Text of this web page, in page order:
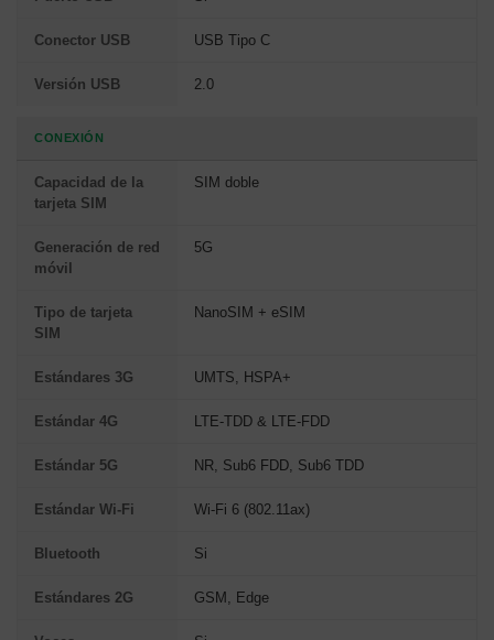
Conector USB USB Tipo C
Versión USB 2.0
CONEXIÓN
Capacidad de la
tarjeta SIM
SIM doble
Generación de red
móvil
5G
Tipo de tarjeta
SIM
NanoSIM + eSIM
Estándares 3G UMTS, HSPA+
Estándar 4G LTE-TDD & LTE-FDD
Estándar 5G NR, Sub6 FDD, Sub6 TDD
Estándar Wi-Fi Wi-Fi 6 (802.11ax)
Bluetooth Si
Estándares 2G GSM, Edge